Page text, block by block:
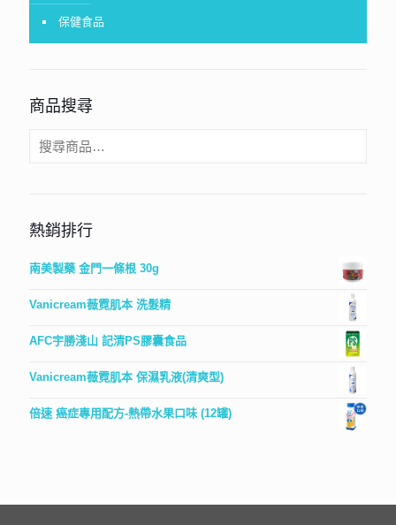
保健食品
商品搜尋
熱銷排行
南美製藥 金門一條根 30g
Vanicream薇霓肌本 洗髮精
AFC宇勝淺山 記清PS膠囊食品
Vanicream薇霓肌本 保濕乳液(清爽型)
倍速 癌症專用配方-熱帶水果口味 (12罐)